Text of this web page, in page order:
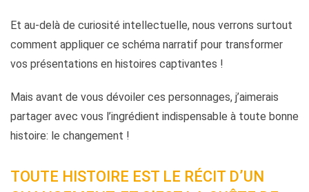
Et au-delà de curiosité intellectuelle, nous verrons surtout
comment appliquer ce schéma narratif pour transformer
vos présentations en histoires captivantes !
Mais avant de vous dévoiler ces personnages, j’aimerais
partager avec vous l’ingrédient indispensable à toute bonne
histoire: le changement !
TOUTE HISTOIRE EST LE RÉCIT DʼUN